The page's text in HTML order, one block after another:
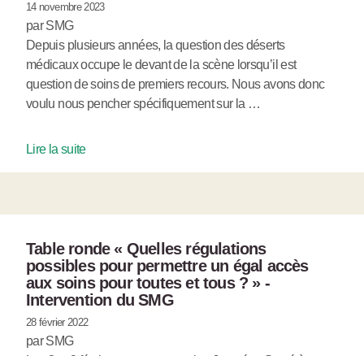
14 novembre 2023
par SMG
Depuis plusieurs années, la question des déserts
médicaux occupe le devant de la scène lorsqu’il est
question de soins de premiers recours. Nous avons donc
voulu nous pencher spécifiquement sur la …
Lire la suite
Table ronde « Quelles régulations
possibles pour permettre un égal accès
aux soins pour toutes et tous ? » -
Intervention du SMG
28 février 2022
par SMG